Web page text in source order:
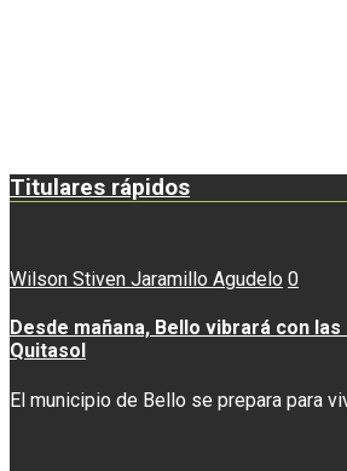
Titulares rápidos
Wilson Stiven Jaramillo Agudelo 0
Desde mañana, Bello vibrará con
Quitasol
El municipio de Bello se prepara para